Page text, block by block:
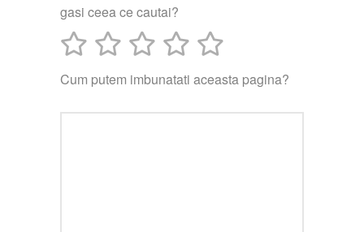
gasi ceea ce cautai?
Cum putem imbunatati aceasta pagina?